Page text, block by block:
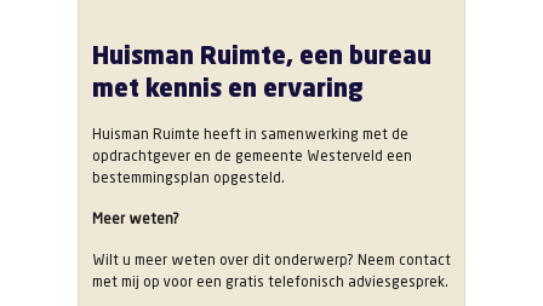
Huisman Ruimte, een bureau
met kennis en ervaring
Huisman Ruimte heeft in samenwerking met de
opdrachtgever en de gemeente Westerveld een
bestemmingsplan opgesteld.
Meer weten?
Wilt u meer weten over dit onderwerp? Neem contact
met mij op voor een gratis telefonisch adviesgesprek.